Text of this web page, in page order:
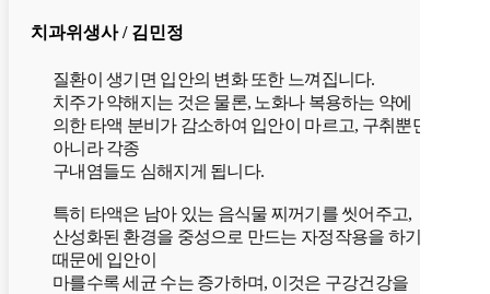
치과위생사 / 김민정
질환이 생기면 입안의 변화 또한 느껴집니다.
치주가 약해지는 것은 물론, 노화나 복용하는 약에
의한 타액 분비가 감소하여 입안이 마르고, 구취뿐만
아니라 각종
구내염들도 심해지게 됩니다.
특히 타액은 남아 있는 음식물 찌꺼기를 씻어주고,
산성화된 환경을 중성으로 만드는 자정작용을 하기
때문에 입안이
마를수록 세균 수는 증가하며, 이것은 구강건강을